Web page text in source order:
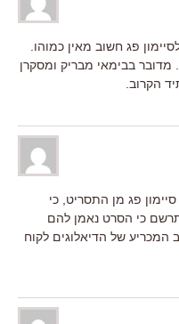
פג חשוב מאין כמוהו.
מדובר בבימאי מבריק ומסקרן
הקרוב.
פג מן התסריט, כי
כי הסרט נאמן להם
המכריע של הדיאלוגים לקוח